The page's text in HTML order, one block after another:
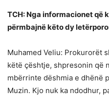
TCH: Nga informacionet që
përmbajnë këto dy
Muhamed Veliu: Prokurorët
këtë çështje, shpresonin që
mbërrinte dëshmia e dhënë
Muzin. Kjo nuk ka ndodhur,